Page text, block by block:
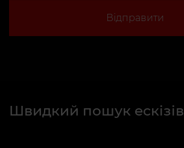
Відправити
Швидкий пошук ескізів